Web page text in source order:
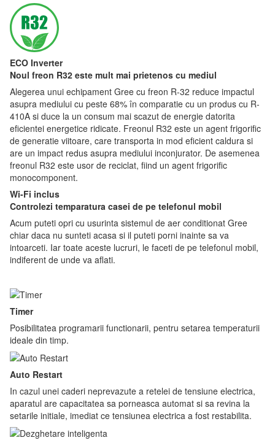
ECO Inverter
Noul freon R32 este mult mai prietenos cu mediul
Alegerea unui echipament Gree cu freon R-32 reduce impactul
asupra mediului cu peste 68% în comparatie cu un produs cu R-
410A si duce la un consum mai scazut de energie datorita
eficientei energetice ridicate. Freonul R32 este un agent frigorific
de generatie viitoare, care transporta in mod eficient caldura si
are un impact redus asupra mediului inconjurator. De asemenea
freonul R32 este usor de reciclat, fiind un agent frigorific
monocomponent.
Wi-Fi inclus
Controlezi temparatura casei de pe telefonul mobil
Acum puteti opri cu usurinta sistemul de aer conditionat Gree
chiar daca nu sunteti acasa si il puteti porni inainte sa va
intoarceti. Iar toate aceste lucruri, le faceti de pe telefonul mobil,
indiferent de unde va aflati.
Timer
Posibilitatea programarii functionarii, pentru setarea temperaturii
ideale din timp.
Auto Restart
In cazul unei caderi neprevazute a retelei de tensiune electrica,
aparatul are capacitatea sa porneasca automat si sa revina la
setarile initiale, imediat ce tensiunea electrica a fost restabilita.